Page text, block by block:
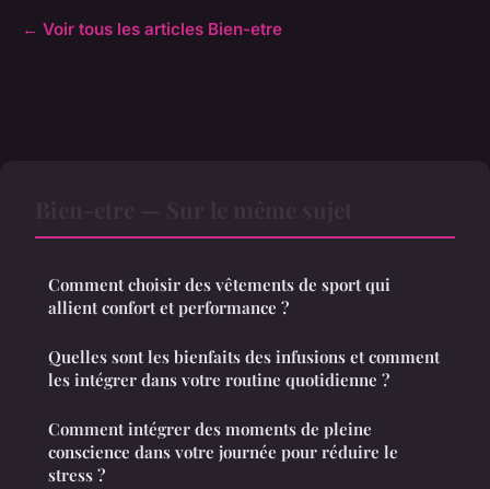
← Voir tous les articles Bien-etre
Comment choisir des vêtements de sport qui
allient confort et performance ?
Quelles sont les bienfaits des infusions et comment
les intégrer dans votre routine quotidienne ?
Comment intégrer des moments de pleine
conscience dans votre journée pour réduire le
stress ?